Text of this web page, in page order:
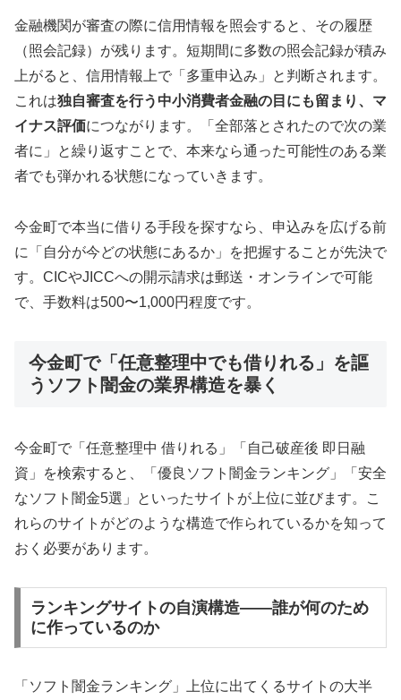
金融機関が審査の際に信用情報を照会すると、その履歴
（照会記録）が残ります。短期間に多数の照会記録が積み
上がると、信用情報上で「多重申込み」と判断されます。
これは独自審査を行う中小消費者金融の目にも留まり、マ
イナス評価につながります。「全部落とされたので次の業
者に」と繰り返すことで、本来なら通った可能性のある業
者でも弾かれる状態になっていきます。
今金町で本当に借りる手段を探すなら、申込みを広げる前
に「自分が今どの状態にあるか」を把握することが先決で
す。CICやJICCへの開示請求は郵送・オンラインで可能
で、手数料は500〜1,000円程度です。
今金町で「任意整理中でも借りれる」を謳
うソフト闇金の業界構造を暴く
今金町で「任意整理中 借りれる」「自己破産後 即日融
資」を検索すると、「優良ソフト闇金ランキング」「安全
なソフト闇金5選」といったサイトが上位に並びます。こ
れらのサイトがどのような構造で作られているかを知って
おく必要があります。
ランキングサイトの自演構造——誰が何のため
に作っているのか
「ソフト闇金ランキング」上位に出てくるサイトの大半